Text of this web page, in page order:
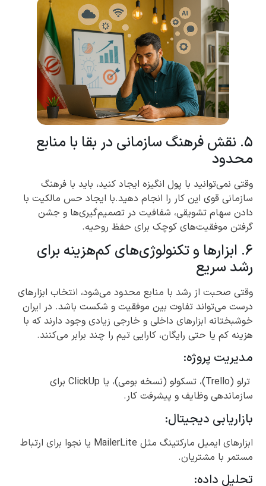
۵. نقش فرهنگ سازمانی در بقا با منابع
محدود
وقتی نمی‌توانید با پول انگیزه ایجاد کنید، باید با فرهنگ
سازمانی قوی این کار را انجام دهید.با ایجاد حس مالکیت با
دادن سهام تشویقی، شفافیت در تصمیم‌گیری‌ها و جشن
گرفتن موفقیت‌های کوچک برای حفظ روحیه.
۶. ابزارها و تکنولوژی‌های کم‌هزینه برای
رشد سریع
وقتی صحبت از رشد با منابع محدود می‌شود، انتخاب ابزارهای
درست می‌تواند تفاوت بین موفقیت و شکست باشد. در ایران
خوشبختانه ابزارهای داخلی و خارجی زیادی وجود دارند که با
هزینه کم یا حتی رایگان، کارایی تیم را چند برابر می‌کنند.
مدیریت پروژه:
ترلو (Trello)، تسکولو (نسخه بومی)، یا ClickUp برای
سازماندهی وظایف و پیشرفت کار.
بازاریابی دیجیتال:
ابزارهای ایمیل مارکتینگ مثل MailerLite یا نجوا برای ارتباط
مستمر با مشتریان.
تحلیل داده: